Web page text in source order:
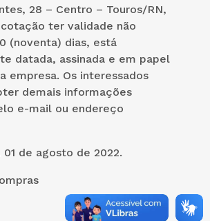
28 – Centro – Touros/RN,
ter validade não
(noventa) dias, está
datada, assinada e em papel
empresa. Os interessados
demais informações
e-mail ou endereço
01 de agosto de 2022.